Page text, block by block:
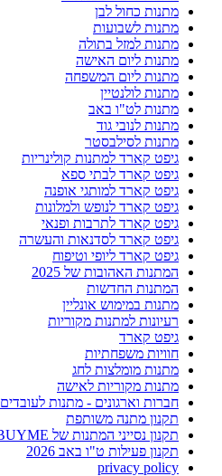
מתנות כחול לבן
מתנות לשבועות
מתנות למזל בתולה
מתנות ליום האישה
מתנות ליום המשפחה
מתנות לולנטיין
מתנות לט"ו באב
מתנות לנובי גוד
מתנות לסילבסטר
גיפט קארד למתנות קולינריות
גיפט קארד לבתי ספא
גיפט קארד למותגי אופנה
גיפט קארד לנופש ולמלונות
גיפט קארד לתרבות ופנאי
גיפט קארד לסדנאות והעשרה
גיפט קארד ליופי וטיפוח
המתנות האהובות של 2025
המתנות החדשות
מתנות במימוש אונליין
רעיונות למתנות מקוריות
גיפט קארד
חוויות משפחתיות
מתנות מומלצות לחג
מתנות מקוריות לאישה
חברות וארגונים - מתנות לעובדים
תקנון מתנה משותפת
תקנון נסייני המתנות של BUYME
תקנון פעילות ט"ו באב 2026
privacy policy